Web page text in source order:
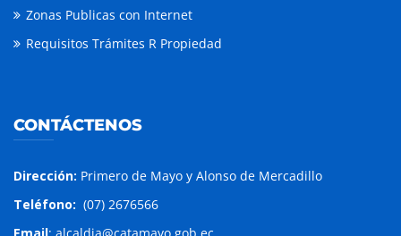
Zonas Publicas con Internet
Requisitos Trámites R Propiedad
CONTÁCTENOS
Dirección: Primero de Mayo y Alonso de Mercadillo
Teléfono: (07) 2676566
Email: alcaldia@catamayo.gob.ec